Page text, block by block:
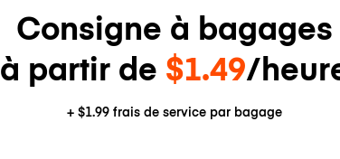
Consigne à bagages
à partir de $1.49/
+ $1.99 frais de service par bagage